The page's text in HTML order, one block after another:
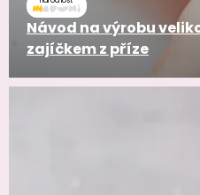
Návod na výrobu
zajíčkem z příze